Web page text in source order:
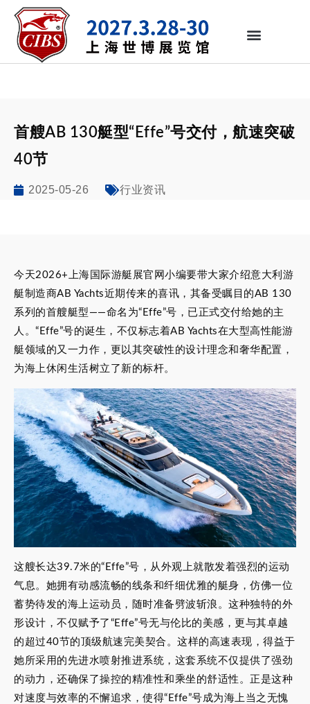
首艘AB 130艇型“Effe”号交付，航速突破
40节
2025-05-26 行业资讯
今天2026+上海国际游艇展官网小编要带大家介绍意大利游
艇制造商AB Yachts近期传来的喜讯，其备受瞩目的AB 130
系列的首艘艇型——命名为“Effe”号，已正式交付给她的主
人。“Effe”号的诞生，不仅标志着AB Yachts在大型高性能游
艇领域的又一力作，更以其突破性的设计理念和奢华配置，
为海上休闲生活树立了新的标杆。
这艘长达39.7米的“Effe”号，从外观上就散发着强烈的运动
气息。她拥有动感流畅的线条和纤细优雅的艇身，仿佛一位
蓄势待发的海上运动员，随时准备劈波斩浪。这种独特的外
形设计，不仅赋予了“Effe”号无与伦比的美感，更与其卓越
的超过40节的顶级航速完美契合。这样的高速表现，得益于
她所采用的先进水喷射推进系统，这套系统不仅提供了强劲
的动力，还确保了操控的精准性和乘坐的舒适性。正是这种
对速度与效率的不懈追求，使得“Effe”号成为海上当之无愧